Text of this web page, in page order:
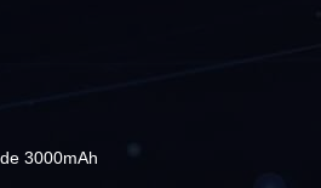
3000mAh